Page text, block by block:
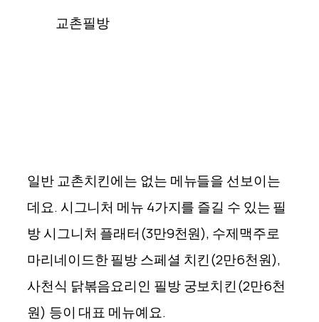
교촌필방
일반 교촌치킨에는 없는 메뉴들을 선보이는
데요. 시그니처 메뉴 4가지를 즐길 수 있는 필
방 시그니처 플래터(3만9천원), 수제맥주로
마리네이드한 필방 스페셜 치킨(2만6천원),
사천식 닭볶음요리인 필방 궁보치킨(2만6천
원) 등이 대표 메뉴예요.